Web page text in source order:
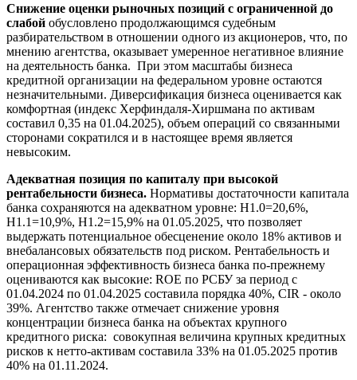
Снижение оценки рыночных позиций с ограниченной до
слабой обусловлено продолжающимся судебным
разбирательством в отношении одного из акционеров, что, по
мнению агентства, оказывает умеренное негативное влияние
на деятельность банка. При этом масштабы бизнеса
кредитной организации на федеральном уровне остаются
незначительными. Диверсификация бизнеса оценивается как
комфортная (индекс Херфиндаля-Хиршмана по активам
составил 0,35 на 01.04.2025), объем операций со связанными
сторонами сократился и в настоящее время является
невысоким.
Адекватная позиция по капиталу при высокой
рентабельности бизнеса. Нормативы достаточности капитала
банка сохраняются на адекватном уровне: Н1.0=20,6%,
Н1.1=10,9%, Н1.2=15,9% на 01.05.2025, что позволяет
выдержать потенциальное обесценение около 18% активов и
внебалансовых обязательств под риском. Рентабельность и
операционная эффективность бизнеса банка по-прежнему
оцениваются как высокие: ROE по РСБУ за период с
01.04.2024 по 01.04.2025 составила порядка 40%, CIR - около
39%. Агентство также отмечает снижение уровня
концентрации бизнеса банка на объектах крупного
кредитного риска: совокупная величина крупных кредитных
рисков к нетто-активам составила 33% на 01.05.2025 против
40% на 01.11.2024.